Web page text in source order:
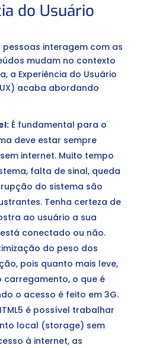
do Usuário
interagem com as
mudam no contexto
a Experiência do Usuário
acaba abordando
É fundamental para o
deve estar sempre
internet. Muito tempo
falta de sinal, queda
do sistema são
Tenha certeza de
ao usuário a sua
conectado ou não.
do peso dos
pois quanto mais leve,
carregamento, o que é
o acesso é feito em 3G.
é possível trabalhar
local (storage) sem
à internet, as